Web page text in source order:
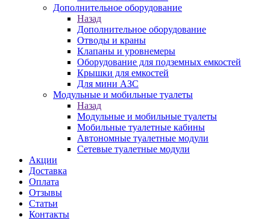
Дополнительное оборудование
Назад
Дополнительное оборудование
Отводы и краны
Клапаны и уровнемеры
Оборудование для подземных емкостей
Крышки для емкостей
Для мини АЗС
Модульные и мобильные туалеты
Назад
Модульные и мобильные туалеты
Мобильные туалетные кабины
Автономные туалетные модули
Сетевые туалетные модули
Акции
Доставка
Оплата
Отзывы
Статьи
Контакты